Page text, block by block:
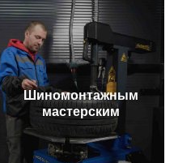
Шиномонтажным
мастерским